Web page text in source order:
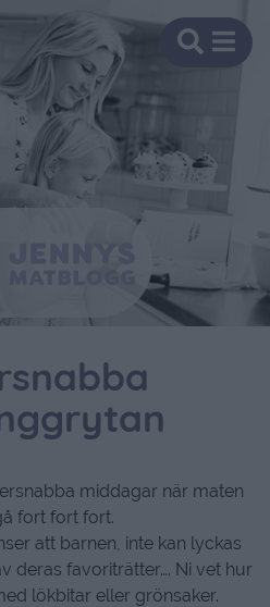
middagar när maten
fort fort fort.
att barnen, inte kan lyckas
deras favoriträtter…. Ni vet hur
lökbitar eller grönsaker.